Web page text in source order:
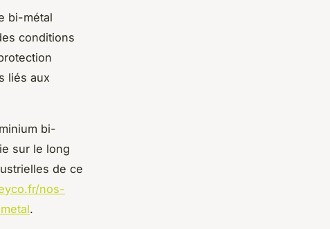
bi-métal
conditions
liés aux
bi-
sur le long
de ce
nos-
.